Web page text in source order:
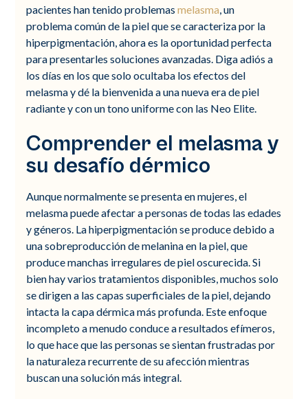
pacientes han tenido problemasmelasma, un
problema común de la piel que se caracteriza por la
hiperpigmentación, ahora es la oportunidad perfecta
para presentarles soluciones avanzadas. Diga adiós a
los días en los que solo ocultaba los efectos del
melasma y dé la bienvenida a una nueva era de piel
radiante y con un tono uniforme con las Neo Elite.
Comprender el melasma y
su desafío dérmico
Aunque normalmente se presenta en mujeres, el
melasma puede afectar a personas de todas las edades
y géneros. La hiperpigmentación se produce debido a
una sobreproducción de melanina en la piel, que
produce manchas irregulares de piel oscurecida. Si
bien hay varios tratamientos disponibles, muchos solo
se dirigen a las capas superficiales de la piel, dejando
intacta la capa dérmica más profunda. Este enfoque
incompleto a menudo conduce a resultados efímeros,
lo que hace que las personas se sientan frustradas por
la naturaleza recurrente de su afección mientras
buscan una solución más integral.